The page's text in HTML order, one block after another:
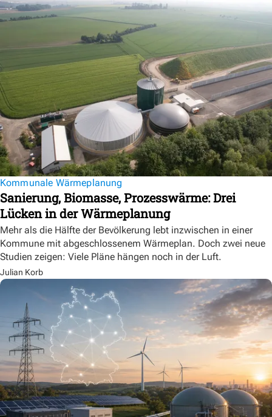
Kommunale Wärmeplanung
Sanierung, Biomasse, Prozesswärme: Drei
Lücken in der Wärmeplanung
Mehr als die Hälfte der Bevölkerung lebt inzwischen in einer
Kommune mit abgeschlossenem Wärmeplan. Doch zwei neue
Studien zeigen: Viele Pläne hängen noch in der Luft.
Julian Korb